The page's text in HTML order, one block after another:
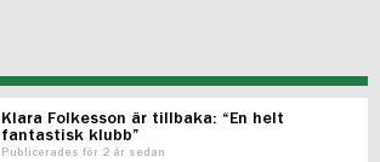
Klara Folkesson är tillbaka: “En helt
fantastisk klubb”
Publicerades för 2 år sedan